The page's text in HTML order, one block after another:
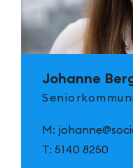
Johanne
M:
T: 5140 8250